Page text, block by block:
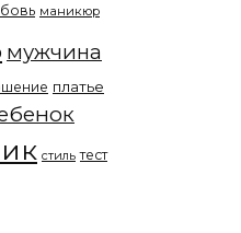
маникюр
мужчина
платье
стиль тест